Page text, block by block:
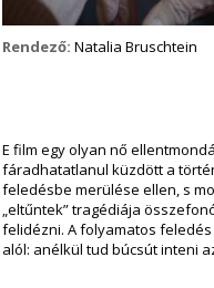
Rendező: Natalia Bruschtein
E film egy olyan nő
fáradhatatlanul küzdött a
feledésbe merülése ellen, s
„eltűntek” tragédiája
felidézni. A folyamatos
alól: anélkül tud búcsút inteni